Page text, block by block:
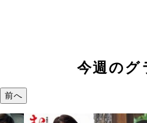
今週のグ
前へ